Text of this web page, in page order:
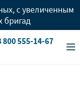
с увеличенным
бригад
800 555-14-67
clinic.com